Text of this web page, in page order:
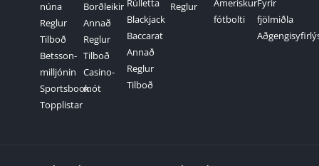
núna
Reglur
Tilboð
Betsson-
milljónin
Sportsbook
Topplistar
Borðleikir
Annað
Reglur
Tilboð
Casino-
mót
Rúlletta
Blackjack
Baccarat
Annað
Reglur
Tilboð
Reglur
Amerískur
fótbolti
Fyrir
fjölmiðla